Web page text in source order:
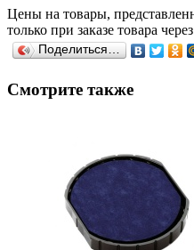
Цены на товары,
только при заказе товара
Поделиться…
Смотрите также